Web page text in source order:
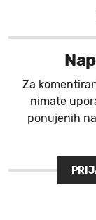
Za
nimate
ponujenih